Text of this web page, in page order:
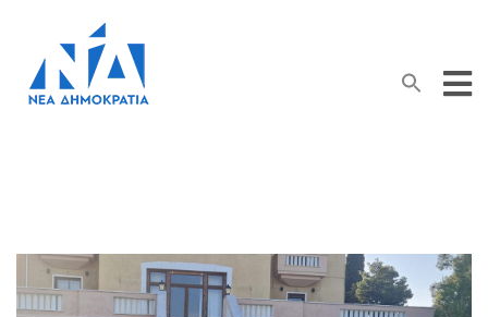
Search
for:
Search Button